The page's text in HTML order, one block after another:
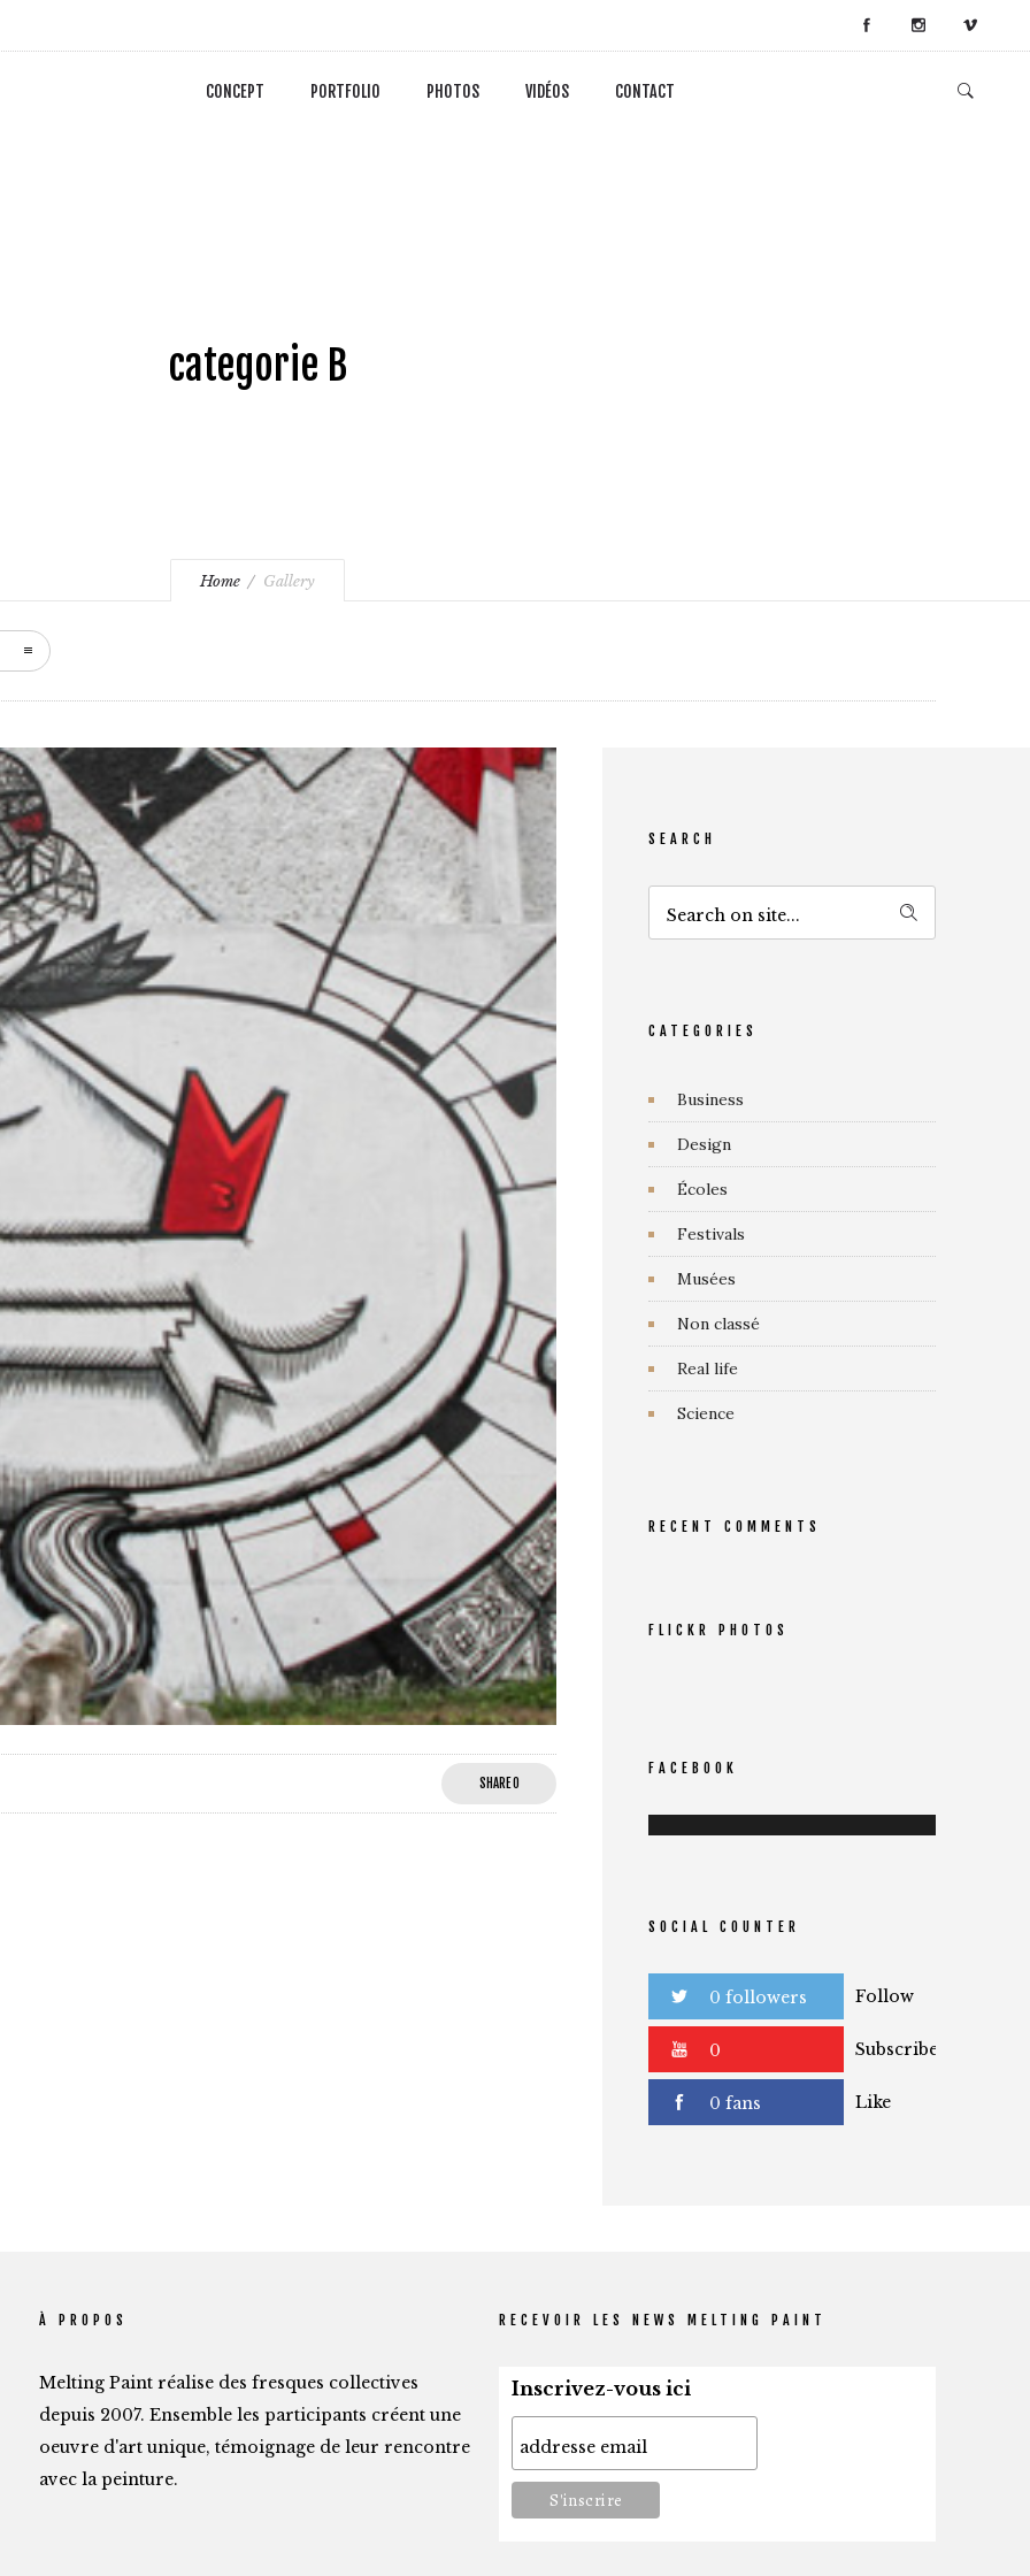
CONCEPT PORTFOLIO PHOTOS VIDÉOS CONTACT
categorie B
Home Gallery
SHARE0
SEARCH
CATEGORIES
Business
Design
Écoles
Festivals
Musées
Non classé
Real life
Science
RECENT COMMENTS
FLICKR PHOTOS
FACEBOOK
SOCIAL COUNTER
0 followers Follow
0
subscribers
Subscribe
0 fans Like
À PROPOS
Melting Paint réalise des fresques collectives
depuis 2007. Ensemble les participants créent une
oeuvre d'art unique, témoignage de leur rencontre
avec la peinture.
RECEVOIR LES NEWS MELTING PAINT
Inscrivez-vous ici